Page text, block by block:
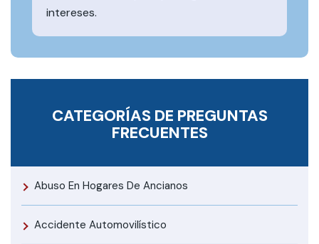
intereses.
CATEGORÍAS DE PREGUNTAS
FRECUENTES
Abuso En Hogares De Ancianos
Accidente Automovilístico